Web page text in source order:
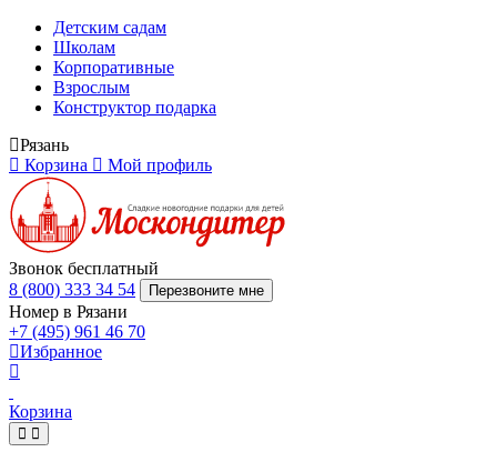
Детским садам
Школам
Корпоративные
Взрослым
Конструктор подарка
Рязань
Корзина
Мой профиль
Звонок бесплатный
8 (800) 333 34 54
Перезвоните мне
Номер в Рязани
+7 (495) 961 46 70
Избранное
Корзина